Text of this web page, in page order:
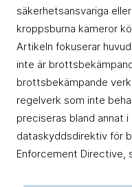
säkerhetsansvariga
kroppsburna kameror
Artikeln fokuserar
inte är
brottsbekämpande
regelverk som inte
preciseras bland annat
dataskyddsdirektiv för
Enforcement Directive,